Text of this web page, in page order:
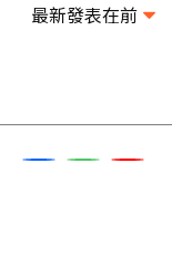
最新發表在前